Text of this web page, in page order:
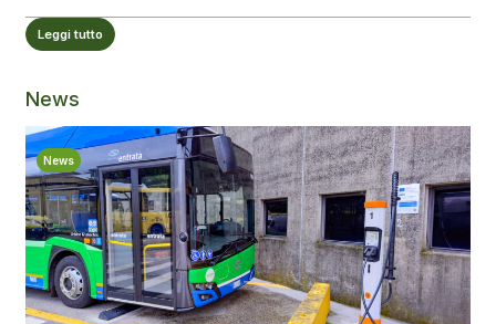
Leggi tutto
News
News